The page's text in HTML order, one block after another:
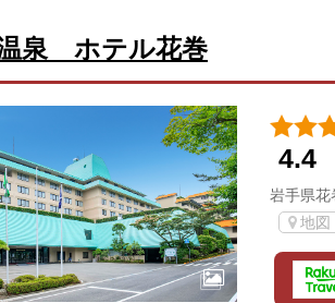
泉 ホテル花巻
4.4
岩手県花
地図